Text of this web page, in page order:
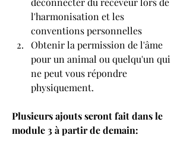
l'harmonisation et les
conventions personnelles
Obtenir la permission de l'âme
pour un animal ou quelqu'un qui
ne peut vous répondre
physiquement.
Plusieurs ajouts seront fait dans le
module 3 à partir de demain: